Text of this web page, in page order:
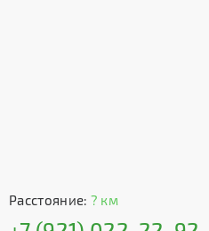
Расстояние: ? км